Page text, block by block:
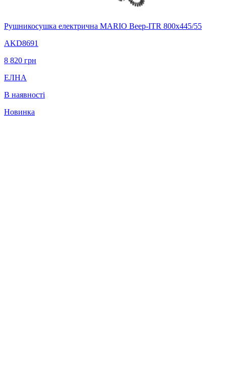
Рушникосушка електрична MARIO Веер-ITR 800х445/55
AKD8691
8 820 грн
ЕЛНА
В наявності
Новинка